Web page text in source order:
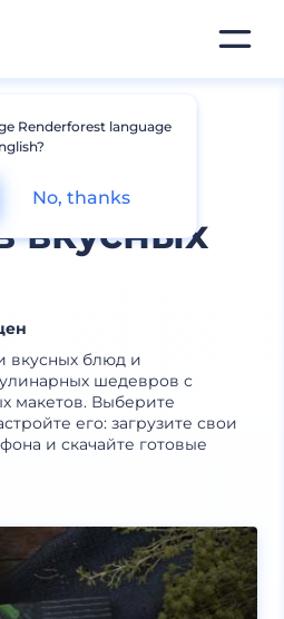
вкусных
вкусных блюд и
шедевров с
макетов. Выберите
его: загрузите свои
и скачайте готовые
Renderforest language
No, thanks